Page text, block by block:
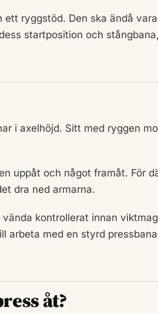
ryggstöd. Den ska ändå
startposition och
i axelhöjd. Sitt med ryggen
uppåt och något framåt. För
dra ned armarna.
kontrollerat innan
arbeta med en styrd
åt?